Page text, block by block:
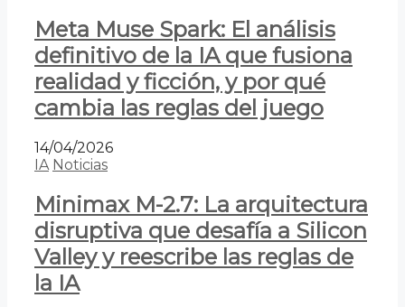
Meta Muse Spark: El análisis
definitivo de la IA que fusiona
realidad y ficción, y por qué
cambia las reglas del juego
14/04/2026
IA Noticias
Minimax M-2.7: La arquitectura
disruptiva que desafía a Silicon
Valley y reescribe las reglas de
la IA